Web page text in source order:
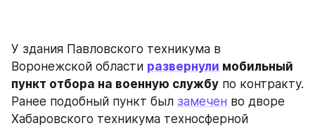
У здания Павловского техникума в
Воронежской области развернули мобильный
пункт отбора на военную службу по контракту.
Ранее подобный пункт был замечен во дворе
Хабаровского техникума техносферной